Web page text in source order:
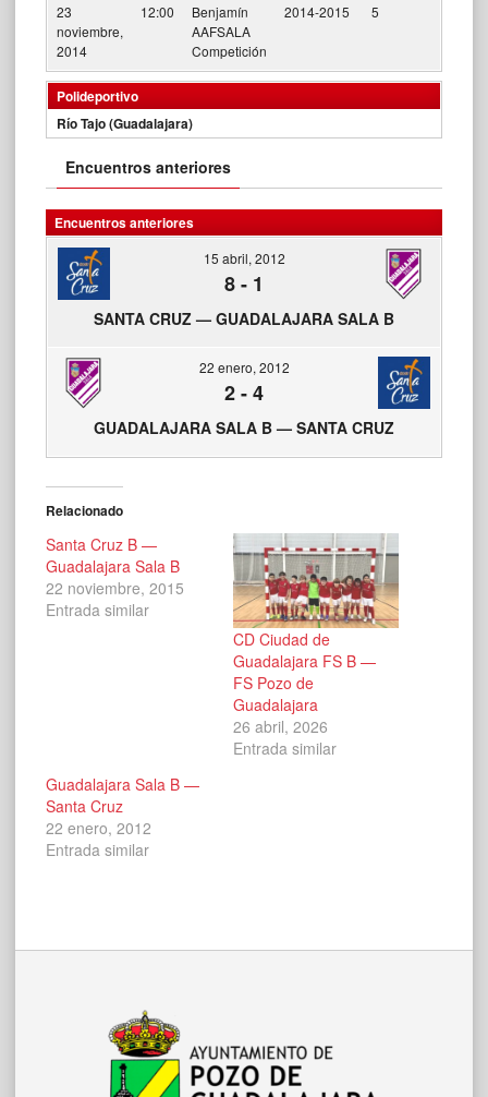
23
noviembre,
2014
12:00
Benjamín
AAFSALA
Competición
2014-2015 5
Polideportivo
Río Tajo (Guadalajara)
Encuentros anteriores
Encuentros anteriores
15 abril, 2012
8- 1
SANTA CRUZ — GUADALAJARA SALA B
22 enero, 2012
2-4
GUADALAJARA SALA B — SANTA CRUZ
Relacionado
Santa Cruz B —
Guadalajara Sala B
22 noviembre, 2015
Entrada similar
CD Ciudad de
Guadalajara FS B —
FS Pozo de
Guadalajara
26 abril, 2026
Entrada similar
Guadalajara Sala B —
Santa Cruz
22 enero, 2012
Entrada similar